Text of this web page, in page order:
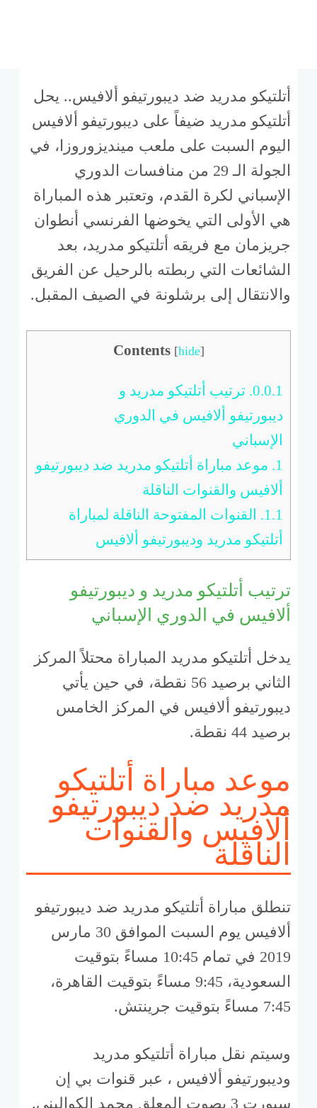
أتلتيكو مدريد ضد ديبورتيفو ألافيس.. يحل
أتلتيكو مدريد ضيفاً على ديبورتيفو ألافيس
اليوم السبت على ملعب مينديزوروزا، في
الجولة الـ 29 من منافسات الدوري
الإسباني لكرة القدم، وتعتبر هذه المباراة
هي الأولى التي يخوضها الفرنسي أنطوان
جريزمان مع فريقه أتلتيكو مدريد، بعد
الشائعات التي ربطته بالرحيل عن الفريق
والانتقال إلى برشلونة في الصيف المقبل.
Contents [hide]
0.0.1. ترتيب أتلتيكو مدريد و
ديبورتيفو ألافيس في الدوري
الإسباني
1. موعد مباراة أتلتيكو مدريد ضد ديبورتيفو
ألافيس والقنوات الناقلة
1.1.
القنوات المفتوحة الناقلة لمباراة
أتلتيكو مدريد وديبورتيفو ألافيس
ترتيب أتلتيكو مدريد و ديبورتيفو
ألافيس في الدوري الإسباني
يدخل أتلتيكو مدريد المباراة محتلاً المركز
الثاني برصيد 56 نقطة، في حين يأتي
ديبورتيفو ألافيس في المركز الخامس
برصيد 44 نقطة.
موعد مباراة أتلتيكو
مدريد ضد ديبورتيفو
ألافيس والقنوات
الناقلة
تنطلق مباراة أتلتيكو مدريد ضد ديبورتيفو
ألافيس يوم السبت الموافق 30 مارس
2019 في تمام 10:45 مساءً بتوقيت
السعودية، 9:45 مساءً بتوقيت القاهرة،
7:45 مساءً بتوقيت جرينتش.
وسيتم نقل مباراة أتلتيكو مدريد
وديبورتيفو ألافيس ، عبر قنوات بي إن
سبورت 3 بصوت المعلق محمد الكواليني.